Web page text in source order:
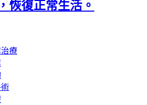
恢復正常生活。
療